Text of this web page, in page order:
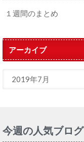
１週間のまとめ
アーカイブ
今週の人気ブログ